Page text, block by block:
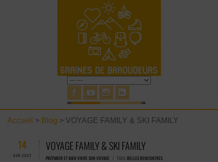
Accueil > Blog > VOYAGE FAMILY & SKI FAMILY
14
AVR-2022
VOYAGE FAMILY & SKI FAMILY
PRÉPARER ET BIEN VIVRE SON VOYAGE / TAGS:BELLES RENCONTRES